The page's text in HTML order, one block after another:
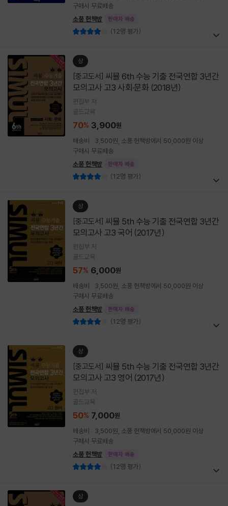
구매시 무료배송
소풍 헌책방
판매자 배송
(12명 평가)
상
[중고도서]
모의고사 고3 사회·문화 (2018년)
편집부 저
골드교육
70% 3,900원
배송비 : 3,500원, 소풍 헌책방에서 50,000원 이상
구매시 무료배송
소풍 헌책방
판매자 배송
(12명 평가)
상
[중고도서]
모의고사 고3 국어 (2017년)
편집부 저
골드교육
57% 6,000원
배송비 : 3,500원, 소풍 헌책방에서 50,000원 이상
구매시 무료배송
소풍 헌책방
판매자 배송
(12명 평가)
상
[중고도서]
모의고사 고3 영어 (2017년)
편집부 저
골드교육
50% 7,000원
배송비 : 3,500원, 소풍 헌책방에서 50,000원 이상
구매시 무료배송
소풍 헌책방
판매자 배송
(12명 평가)
상